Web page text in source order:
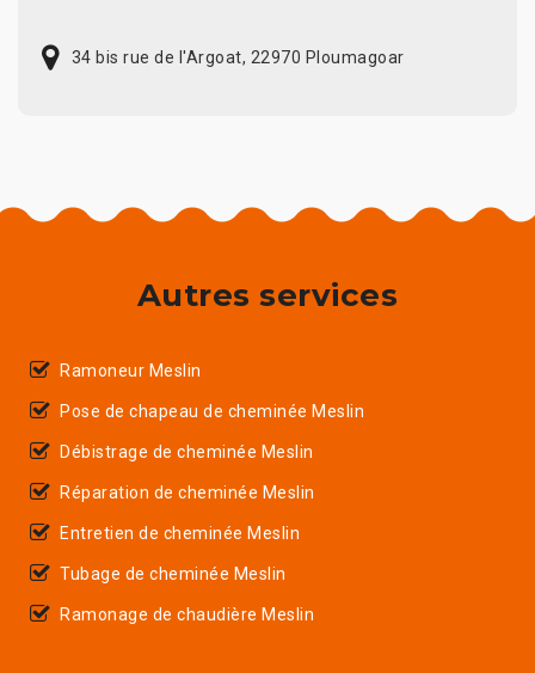
34 bis rue de l'Argoat, 22970 Ploumagoar
Autres services
Ramoneur Meslin
Pose de chapeau de cheminée Meslin
Débistrage de cheminée Meslin
Réparation de cheminée Meslin
Entretien de cheminée Meslin
Tubage de cheminée Meslin
Ramonage de chaudière Meslin